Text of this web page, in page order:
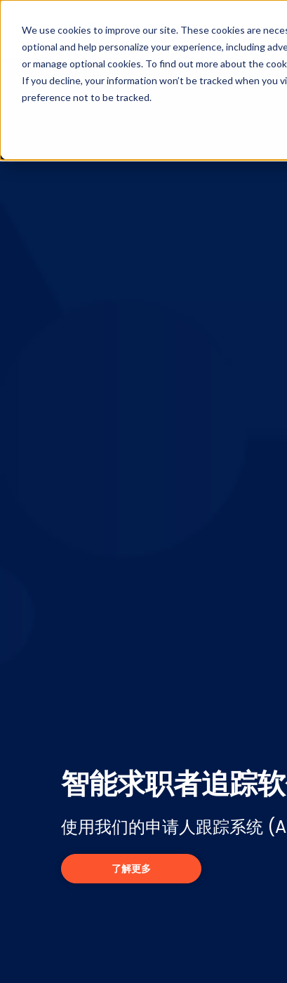
We use cookies to improve our site. These cookies are
optional and help personalize your experience, including
or manage optional cookies. To find out more about the
If you decline, your information won’t be tracked when
preference not to be tracked.
智能求职者追踪
使用我们的申请人跟踪系统
了解更多